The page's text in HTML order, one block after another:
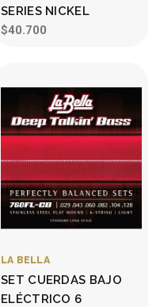
SERIES NICKEL
$40.700
LA BELLA
SET CUERDAS BAJO
ELÉCTRICO 6